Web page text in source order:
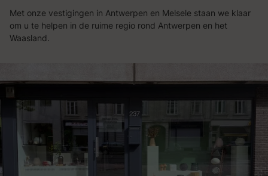
Met onze vestigingen in Antwerpen en Melsele staan we klaar
om u te helpen in de ruime regio rond Antwerpen en het
Waasland.